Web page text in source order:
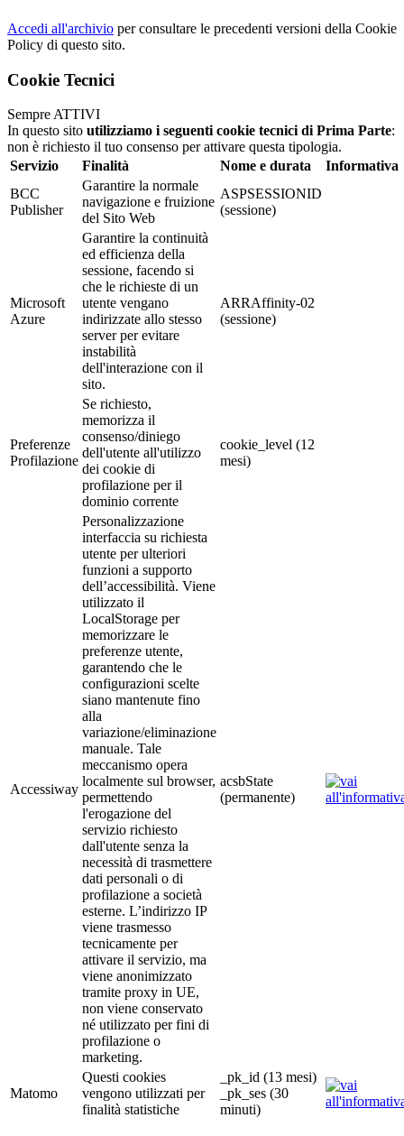
Accedi all'archivio per consultare le precedenti versioni della Cookie
Policy di questo sito.
Cookie Tecnici
Sempre ATTIVI
In questo sito utilizziamo i seguenti cookie tecnici di Prima Parte:
non è richiesto il tuo consenso per attivare questa tipologia.
Servizio
Finalità Nome e durata
Informativa
BCC
Publisher
Garantire la normale
navigazione e fruizione
del Sito Web
ASPSESSIONID
(sessione)
Microsoft
Azure
Garantire la continuità
ed efficienza della
sessione, facendo si
che le richieste di un
utente vengano
indirizzate allo stesso
server per evitare
instabilità
dell'interazione con il
sito.
ARRAffinity-02
(sessione)
Preferenze
Profilazione
Se richiesto,
memorizza il
consenso/diniego
dell'utente all'utilizzo
dei cookie di
profilazione per il
dominio corrente
cookie_level (12
mesi)
Accessiway
Personalizzazione
interfaccia su richiesta
utente per ulteriori
funzioni a supporto
dell’accessibilità. Viene
utilizzato il
LocalStorage per
memorizzare le
preferenze utente,
garantendo che le
configurazioni scelte
siano mantenute fino
alla
variazione/eliminazione
manuale. Tale
meccanismo opera
localmente sul browser,
permettendo
l'erogazione del
servizio richiesto
dall'utente senza la
necessità di trasmettere
dati personali o di
profilazione a società
esterne. L’indirizzo IP
viene trasmesso
tecnicamente per
attivare il servizio, ma
viene anonimizzato
tramite proxy in UE,
non viene conservato
né utilizzato per fini di
profilazione o
marketing.
acsbState
(permanente)
Matomo
Questi cookies
vengono utilizzati per
finalità statistiche
_pk_id (13 mesi)
_pk_ses (30
minuti)